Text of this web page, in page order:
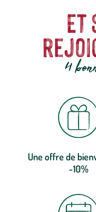
Et
4
Une offre de
-10%